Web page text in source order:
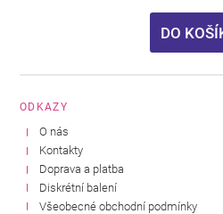
DO
ODKAZY
O nás
Kontakty
Doprava a platba
Diskrétní balení
Všeobecné obchodní podmínky